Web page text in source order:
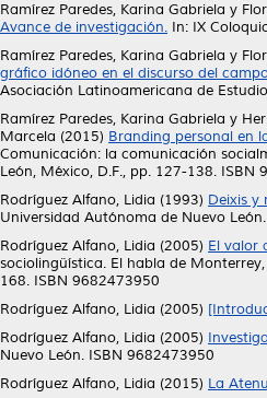
Ramírez Paredes, Karina Gabriela y
Avance de investigación. In: IX
Ramírez Paredes, Karina Gabriela y
gráfico idóneo en el discurso del
Asociación Latinoamericana de
Ramírez Paredes, Karina Gabriela y
Marcela (2015) Branding personal en
Comunicación: la comunicación
León, México, D.F., pp. 127-138. ISBN
Rodríguez Alfano, Lidia (1993) Deixis y
Universidad Autónoma de Nuevo León.
Rodríguez Alfano, Lidia (2005) El valor
sociolingüística. El habla de
168. ISBN 9682473950
Rodríguez Alfano, Lidia (2005)
Rodríguez Alfano, Lidia (2005)
Nuevo León. ISBN 9682473950
Rodríguez Alfano, Lidia (2015) La